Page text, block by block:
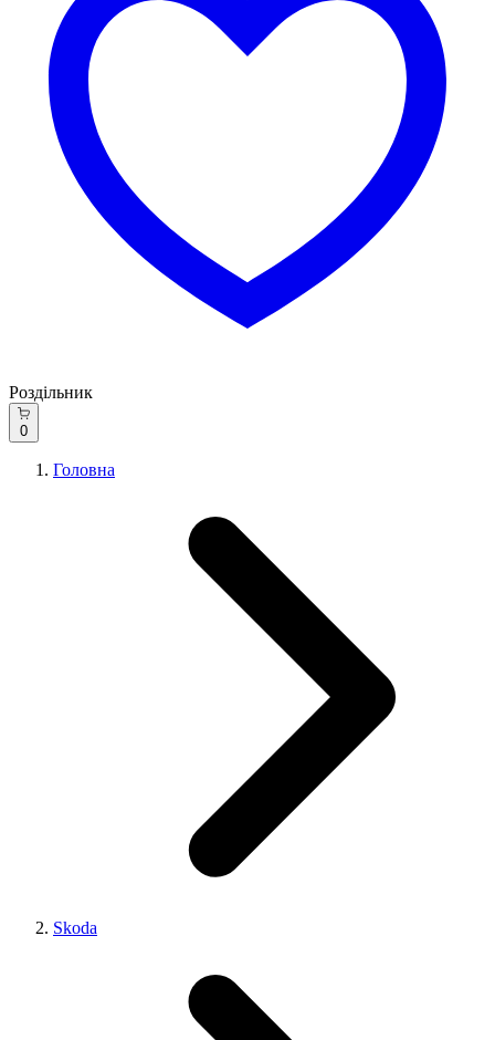
Роздільник
0
Головна
Skoda